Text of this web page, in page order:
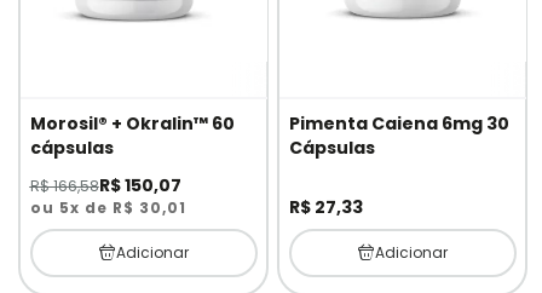
Morosil® + Okralin™ 60
cápsulas
R$ 166,58R$ 150,07
ou 5x de R$ 30,01
Adicionar
Pimenta Caiena 6mg 30
Cápsulas
R$ 27,33
Adicionar